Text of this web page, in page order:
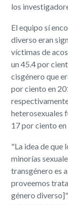
los
El equipo sí
diverso eran
víctimas de
un 45.4 por
cisgénero que
por ciento en
heterosexuales
17 por ciento
"La idea de que
minorías
transgénero es
proveemos
género